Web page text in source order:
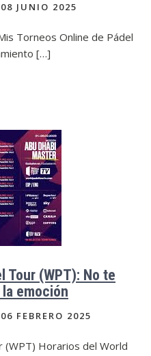
08 JUNIO 2025
Torneos Online de Pádel
[…]
Tour (WPT): No te
emoción
06 FEBRERO 2025
(WPT) Horarios del World